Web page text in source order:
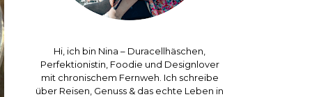
Hi, ich bin Nina – Duracellhäschen,
Perfektionistin, Foodie und Designlover
mit chronischem Fernweh. Ich schreibe
über Reisen, Genuss & das echte Leben in